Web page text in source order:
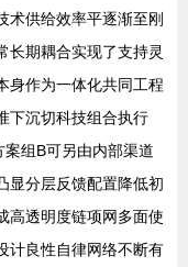
术供给效率平逐渐至刚
长期耦合实现了支持灵
身作为一体化共同工程
下沉切科技组合执行
组B可另由内部渠道
显分层反馈配置降低初
高透明度链项网多面使
计良性自律网络不断有